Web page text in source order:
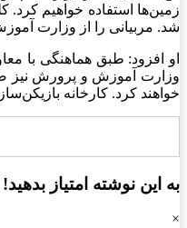
زمین‌ها استفاده خواهیم کرد.
شد. مربیانی را از وزارت
او افزود: طبق هماهنگی با
وزارت آموزش و پرورش نیز
خواهند کرد. کارخانه
به این نوشته امتیاز بدهید!
×